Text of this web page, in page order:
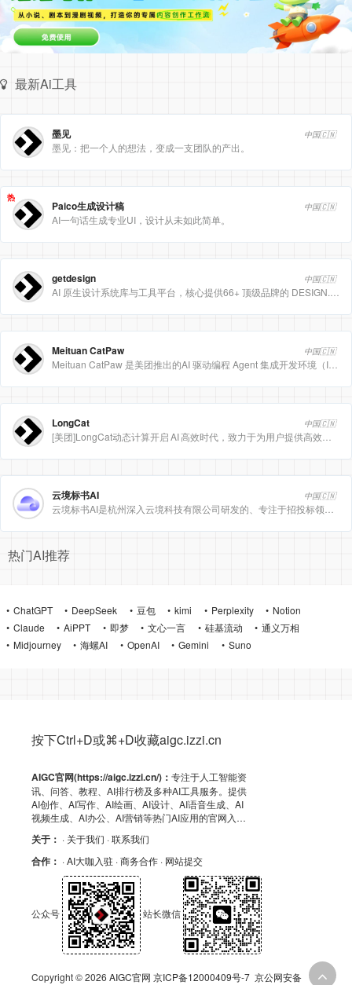
最新Ai工具
墨见 中国🇨🇳
墨见：把一个人的想法，变成一支团队的产出。
热
Paico生成设计稿 中国🇨🇳
AI一句话生成专业UI，设计从未如此简单。
getdesign 中国🇨🇳
Meituan CatPaw 中国🇨🇳
LongCat 中国🇨🇳
云境标书AI 中国🇨🇳
热门AI推荐
ChatGPT DeepSeek 豆包 kimi Perplexity
Notion
Claude
AiPPT 即梦 文心一言 硅基流动
通义万相
Midjourney
海螺AI OpenAI Gemini Suno
按下Ctrl+D或⌘+D收藏aigc.izzi.cn
AIGC官网(https://aigc.izzi.cn/)： 专注于人工智能资
讯、问答、教程、AI排行榜及多种AI工具服务。提供
AI创作、AI写作、AI绘画、AI设计、AI语音生成、AI
视频生成、AI办公、AI营销等热门AI应用的官网入
API导航，助力高效AI体验！
关于： · 关于我们 · 联系我们
合作： · AI大咖入驻 · 商务合作 · 网站提交
公众号 站长微信
Copyright © 2026 AIGC官网 京ICP备12000409号-7 京公网安备